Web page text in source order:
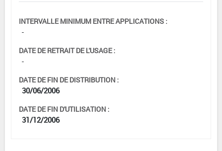
INTERVALLE MINIMUM ENTRE APPLICATIONS :
-
DATE DE RETRAIT DE L'USAGE :
-
DATE DE FIN DE DISTRIBUTION :
30/06/2006
DATE DE FIN D'UTILISATION :
31/12/2006